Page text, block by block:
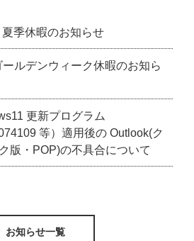
季休暇のお知らせ
ールデンウィーク休暇のお知ら
更新プログラム
等）適用後の Outlook(ク
版・POP)の不具合について
お知らせ一覧